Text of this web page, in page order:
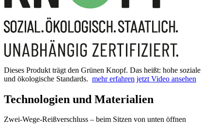
Dieses Produkt trägt den Grünen Knopf. Das heißt: hohe soziale
und ökologische Standards. mehr erfahren jetzt Video ansehen
Technologien und Materialien
Zwei-Wege-Reißverschluss – beim Sitzen von unten öffnen